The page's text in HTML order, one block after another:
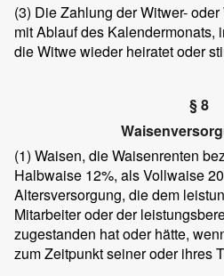
(3) Die Zahlung der Witwer-
mit Ablauf des Kalendermonats,
die Witwe wieder heiratet oder
§ 8
(1) Waisen, die Waisenrenten
Halbwaise 12%, als Vollwaise
Altersversorgung, die dem
Mitarbeiter oder der
zugestanden hat oder hätte,
zum Zeitpunkt seiner oder ihres